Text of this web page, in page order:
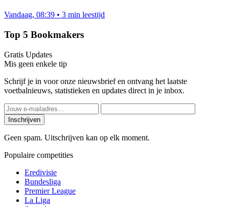
Vandaag, 08:39 • 3 min leestijd
Top 5 Bookmakers
Gratis Updates
Mis geen enkele tip
Schrijf je in voor onze nieuwsbrief en ontvang het laatste
voetbalnieuws, statistieken en updates direct in je inbox.
Inschrijven
Geen spam. Uitschrijven kan op elk moment.
Populaire competities
Eredivisie
Bundesliga
Premier League
La Liga